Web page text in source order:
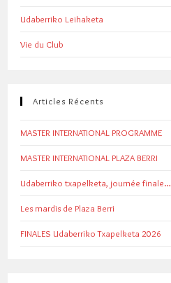
Udaberriko Leihaketa
Vie du Club
Articles Récents
MASTER INTERNATIONAL PROGRAMME
MASTER INTERNATIONAL PLAZA BERRI
Udaberriko txapelketa, journée finale…
Les mardis de Plaza Berri
FINALES Udaberriko Txapelketa 2026